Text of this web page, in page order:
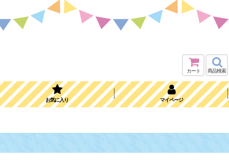
カート 商品検索
お気に入り マイページ